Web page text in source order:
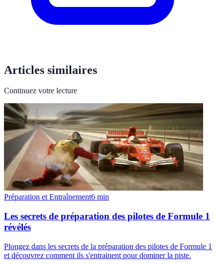
Articles similaires
Continuez votre lecture
Préparation et Entraînement6 min
Les secrets de préparation des pilotes de Formule 1
révélés
Plongez dans les secrets de la préparation des pilotes de Formule 1
et découvrez comment ils s'entrainent pour dominer la piste.